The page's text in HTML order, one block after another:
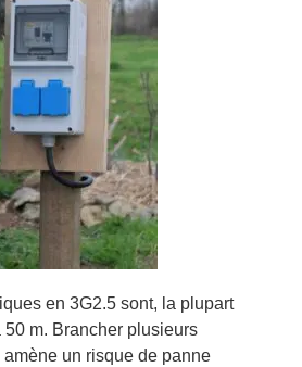
en 3G2.5 sont, la plupart
m. Brancher plusieurs
un risque de panne